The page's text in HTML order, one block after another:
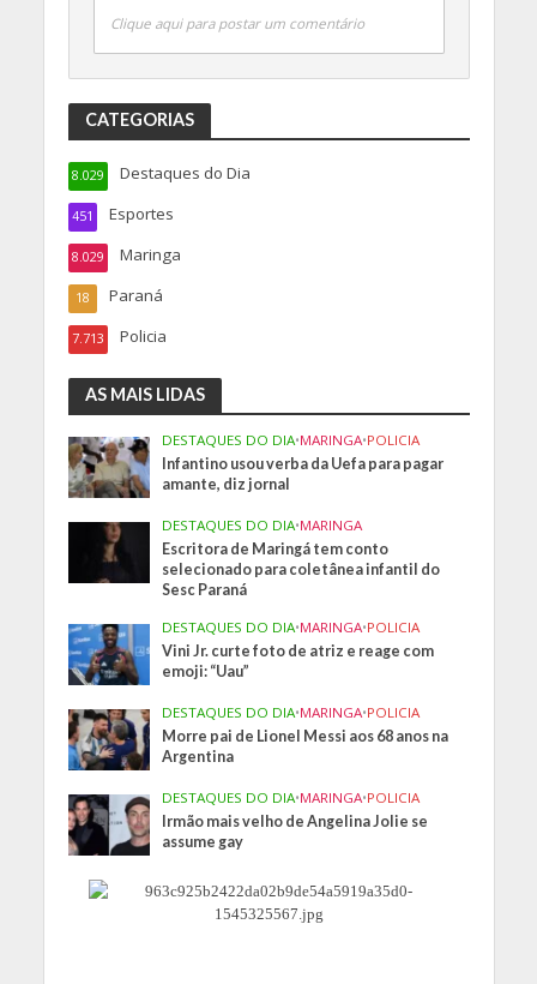
Clique aqui para postar um comentário
CATEGORIAS
Destaques do Dia
8.029
Esportes
451
Maringa
8.029
Paraná
18
Policia
7.713
AS MAIS LIDAS
DESTAQUES DO DIA•MARINGA•POLICIA
Infantino usou verba da Uefa para pagar
amante, diz jornal
DESTAQUES DO DIA•MARINGA
Escritora de Maringá tem conto
selecionado para coletânea infantil do
Sesc Paraná
DESTAQUES DO DIA•MARINGA•POLICIA
Vini Jr. curte foto de atriz e reage com
emoji: “Uau”
DESTAQUES DO DIA•MARINGA•POLICIA
Morre pai de Lionel Messi aos 68 anos na
Argentina
DESTAQUES DO DIA•MARINGA•POLICIA
Irmão mais velho de Angelina Jolie se
assume gay